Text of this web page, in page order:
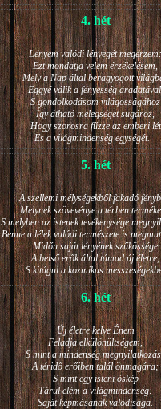
4. hét
Lényem valódi lényegét megérzem:
Ezt mondatja velem érzékelésem,
Mely a Nap által beragyogott
Eggyé válik a fényesség
S gondolkodásom világosságához
Így átható melegséget sugároz,
Hogy szorosra fűzze az emberi lét
És a világmindenség egységét.
5. hét
A szellemi mélységekből fakadó
Melynek szövevénye a térben
S melyben az istenek tevékenysége
Benne a lélek valódi természete is
Midőn saját lényének szűkössége
A belső erők által támad új életre,
S kitágul a kozmikus
6. hét
Új életre kelve Énem
Feladja elkülönültségem,
S mint a mindenség
A téridő erőiben talál önmagára;
S mint egy isteni őskép
Tárul elém a világmindenség:
Saját képmásának valódisága.